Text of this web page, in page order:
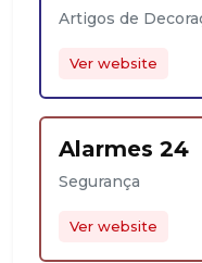
Artigos de
Ver website
Alarmes 24
Segurança
Ver website